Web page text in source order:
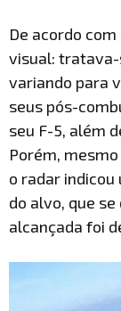
De acordo
visual: tratava-
variando para
seus pós-
seu F-5, além
Porém,
o radar
do alvo, que
alcançada foi